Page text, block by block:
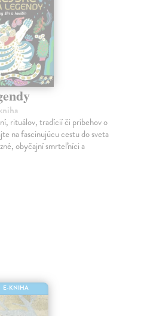
rituálov, tradícií či príbehov o
na fascinujúcu cestu do sveta
obyčajní smrteľníci a
E-KNIHA